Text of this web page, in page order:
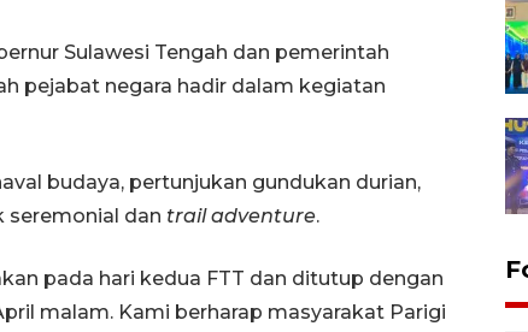
Sulawesi Tengah dan pemerintah
pejabat negara hadir dalam kegiatan
budaya, pertunjukan gundukan durian,
seremonial dan trail adventure.
pada hari kedua FTT dan ditutup dengan
malam. Kami berharap masyarakat Parigi